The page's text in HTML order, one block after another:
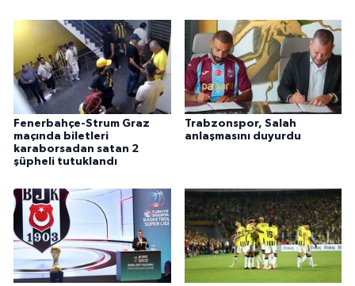
Fenerbahçe-Strum Graz
maçında biletleri
karaborsadan satan 2
şüpheli tutuklandı
Trabzonspor, Salah
anlaşmasını duyurdu